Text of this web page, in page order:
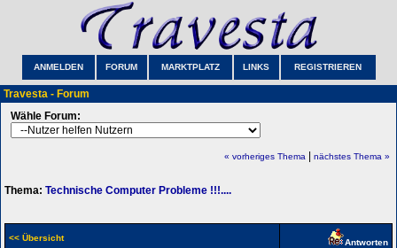
ANMELDEN FORUM MARKTPLATZ LINKS REGISTRIEREN
Travesta - Forum
Wähle Forum:
« vorheriges Thema nächstes Thema »
Thema: Technische Computer Probleme !!!....
<< Übersicht Antworten